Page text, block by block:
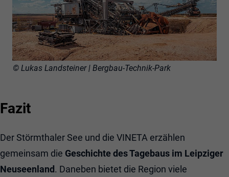
© Lukas Landsteiner | Bergbau-Technik-Park
Fazit
Der Störmthaler See und die VINETA erzählen
gemeinsam die Geschichte des Tagebaus im Leipziger
Neuseenland. Daneben bietet die Region viele